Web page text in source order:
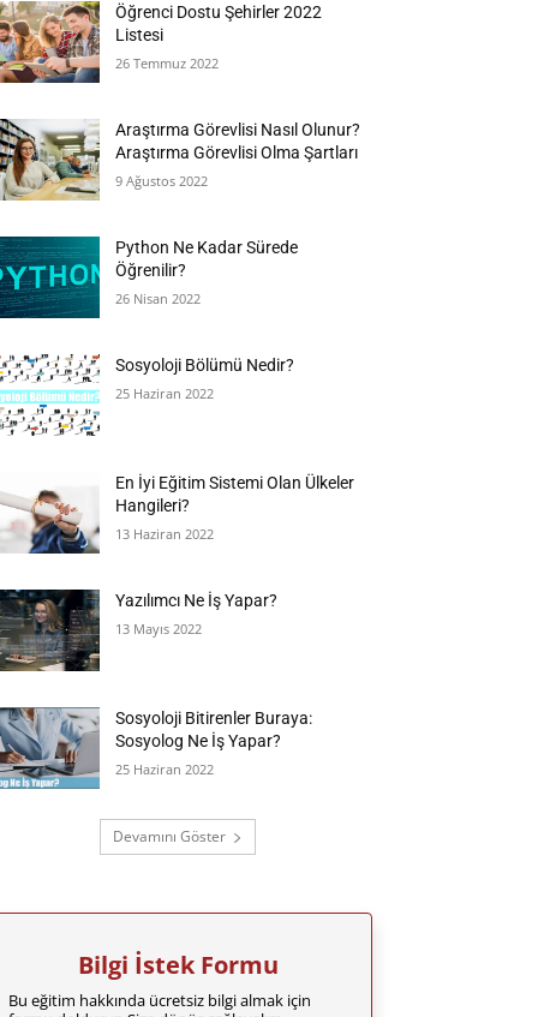
Öğrenci Dostu Şehirler 2022
Listesi
26 Temmuz 2022
Araştırma Görevlisi Nasıl Olunur?
Araştırma Görevlisi Olma Şartları
9 Ağustos 2022
Python Ne Kadar Sürede
Öğrenilir?
26 Nisan 2022
Sosyoloji Bölümü Nedir?
25 Haziran 2022
En İyi Eğitim Sistemi Olan Ülkeler
Hangileri?
13 Haziran 2022
Yazılımcı Ne İş Yapar?
13 Mayıs 2022
Sosyoloji Bitirenler Buraya:
Sosyolog Ne İş Yapar?
25 Haziran 2022
Devamını Göster
Bilgi İstek Formu
Bu eğitim hakkında ücretsiz bilgi almak için